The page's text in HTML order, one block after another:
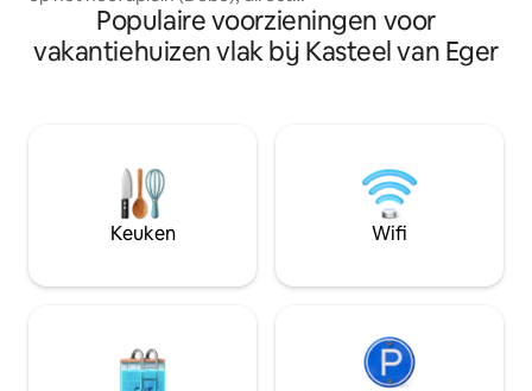
tegenover de fontein. Met zijn stijlvolle,
ruime en handige kamers is deze
accommodatie geschikt voor een
Keuken goed uitgerust. Twee toiletten.
Airconditioning in alle 3 de kamers,
ingesteld op 2026. Gratis parkeren op de
binnenplaats. Supermarkt op 50 meter.
Populaire voorzieningen voor
vakantiehuizen vlak bij Kasteel van Eger
Keuken Wifi